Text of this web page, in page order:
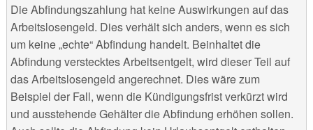
Die Abfindungszahlung hat keine Auswirkungen auf das
Arbeitslosengeld. Dies verhält sich anders, wenn es sich
um keine „echte“ Abfindung handelt. Beinhaltet die
Abfindung verstecktes Arbeitsentgelt, wird dieser Teil auf
das Arbeitslosengeld angerechnet. Dies wäre zum
Beispiel der Fall, wenn die Kündigungsfrist verkürzt wird
und ausstehende Gehälter die Abfindung erhöhen sollen.